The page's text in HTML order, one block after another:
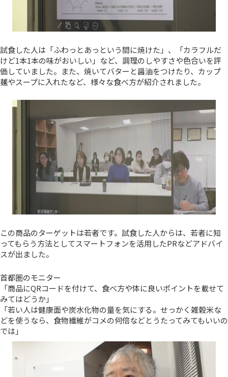
試食した人は「ふわっとあっという間に焼けた」、「カラフルだ
けど1本1本の味がおいしい」など、調理のしやすさや色合いを評
価していました。また、焼いてバターと醤油をつけたり、カップ
麺やスープに入れたなど、様々な食べ方が紹介されました。
この商品のターゲットは若者です。試食した人からは、若者に知
ってもらう方法としてスマートフォンを活用したPRなどアドバイ
スが出ました。
首都圏のモニター
「商品にQRコードを付けて、食べ方や体に良いポイントを載せて
みてはどうか」
「若い人は健康面や炭水化物の量を気にする。せっかく雑穀米な
どを使うなら、食物繊維がコメの何倍などとうたってみてもいいの
では」